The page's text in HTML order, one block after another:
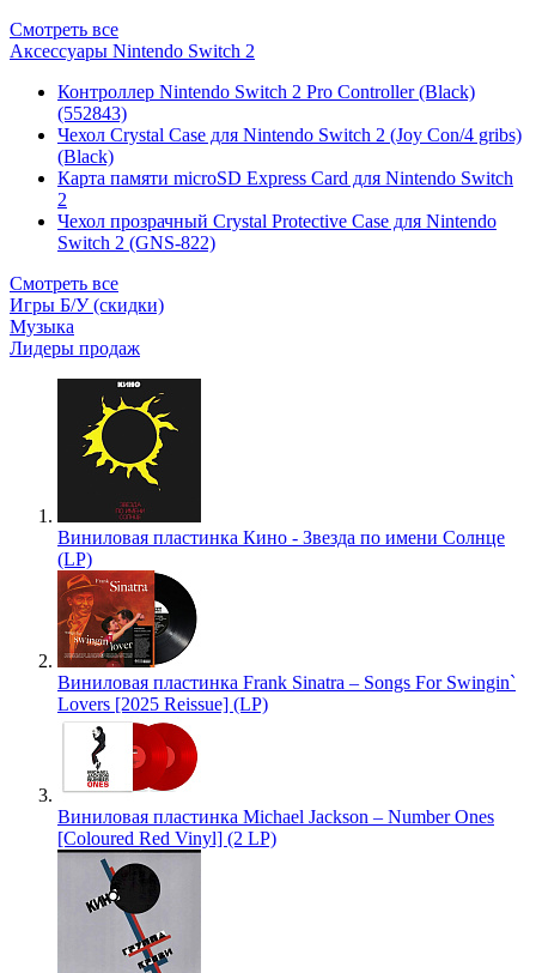
Смотреть все
Аксессуары Nintendo Switch 2
Контроллер Nintendo Switch 2 Pro Controller (Black)
(552843)
Чехол Сrystal Сase для Nintendo Switch 2 (Joy Con/4 gribs)
(Black)
Карта памяти microSD Express Card для Nintendo Switch
2
Чехол прозрачный Crystal Protective Case для Nintendo
Switch 2 (GNS-822)
Смотреть все
Игры Б/У (скидки)
Музыка
Лидеры продаж
Виниловая пластинка Кино - Звезда по имени Солнце
(LP)
Виниловая пластинка Frank Sinatra – Songs For Swingin`
Lovers [2025 Reissue] (LP)
Виниловая пластинка Michael Jackson – Number Ones
[Coloured Red Vinyl] (2 LP)